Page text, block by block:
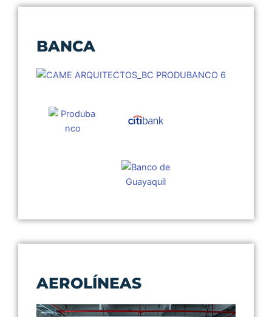
AEROLÍNEAS
BANCA